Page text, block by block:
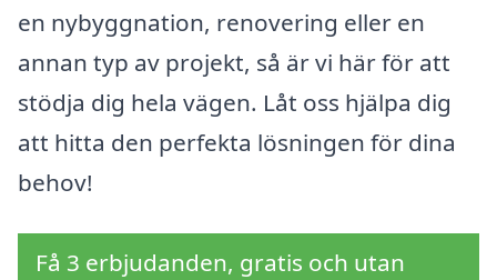
en nybyggnation, renovering eller en
annan typ av projekt, så är vi här för att
stödja dig hela vägen. Låt oss hjälpa dig
att hitta den perfekta lösningen för dina
behov!
Få 3 erbjudanden, gratis och utan